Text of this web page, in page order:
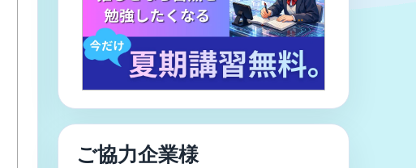
ご協力企業様